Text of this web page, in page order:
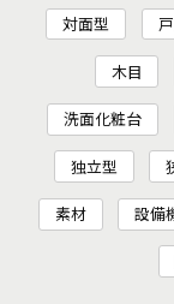
対面型
木目
洗面化粧台
独立型
素材 設備